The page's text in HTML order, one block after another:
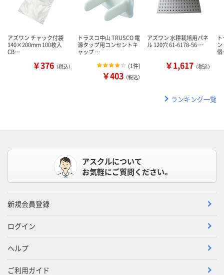
アズワン チャック付袋
140×200mm 100枚入
CB…
￥376 （税込）
トラスコ中山 TRUSCO 電
源タップ用コンセントキ
ャップ …
(1件)
￥403 （税込）
アズワン 水耕栽培用パネ
ル 120穴 61-6178-56 …
￥1,617 （税込）
ランキング一覧
アスクルについて
お気軽にご質問ください。
新規会員登録
ログイン
ヘルプ
ご利用ガイド